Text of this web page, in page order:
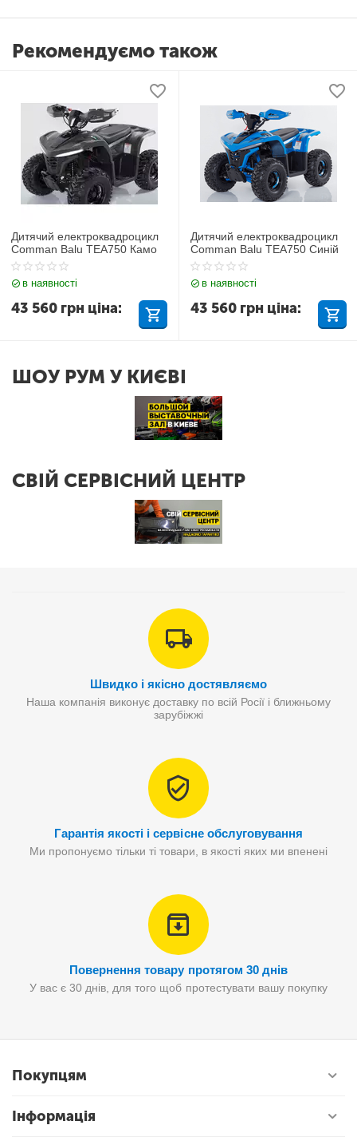
Рекомендуємо також
Дитячий електроквадроцикл
Comman Balu TEA750 Камо
в наявності
43 560 грн ціна:
Дитячий електроквадроцикл
Comman Balu TEA750 Синій
в наявності
43 560 грн ціна:
ШОУ РУМ У КИЄВІ
СВІЙ СЕРВІСНИЙ ЦЕНТР
Швидко і якісно достявляємо
Наша компанія виконує доставку по всій Росії і ближньому
зарубіжжі
Гарантія якості і сервісне обслуговування
Ми пропонуємо тільки ті товари, в якості яких ми впенені
Повернення товару протягом 30 днів
У вас є 30 днів, для того щоб протестувати вашу покупку
Покупцям
Інформація